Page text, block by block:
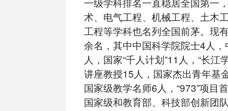
术、电气工程、机械工程、土木
工程等学科也名列全国前茅。现
余名，其中中国科学院院士4人
人，国家“千人计划”11人，“长江
讲座教授15人，国家杰出青年基
国家级教学名师6人，“973”项目
国家级和教育部、科技部创新团